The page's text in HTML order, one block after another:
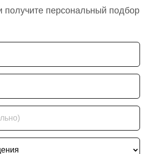
получите персональный подбор